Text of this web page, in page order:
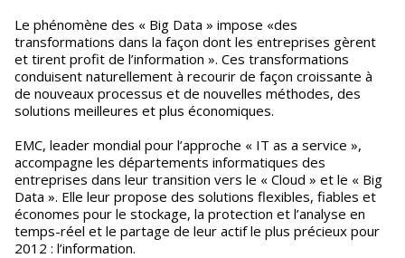
Le phénomène des « Big Data » impose «des
transformations dans la façon dont les entreprises gèrent
et tirent profit de l’information ». Ces transformations
conduisent naturellement à recourir de façon croissante à
de nouveaux processus et de nouvelles méthodes, des
solutions meilleures et plus économiques.
EMC, leader mondial pour l’approche « IT as a service »,
accompagne les départements informatiques des
entreprises dans leur transition vers le « Cloud » et le « Big
Data ». Elle leur propose des solutions flexibles, fiables et
économes pour le stockage, la protection et l’analyse en
temps-réel et le partage de leur actif le plus précieux pour
2012 : l’information.